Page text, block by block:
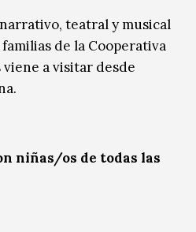
teatral y musical
de la Cooperativa
a visitar desde
niñas/os de todas las